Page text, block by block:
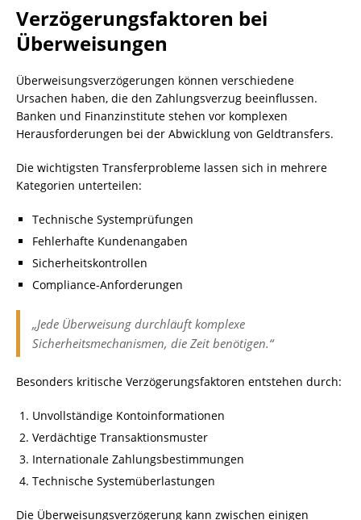
Verzögerungsfaktoren bei
Überweisungen
Überweisungsverzögerungen können verschiedene
Ursachen haben, die den Zahlungsverzug beeinflussen.
Banken und Finanzinstitute stehen vor komplexen
Herausforderungen bei der Abwicklung von Geldtransfers.
Die wichtigsten Transferprobleme lassen sich in mehrere
Kategorien unterteilen:
Technische Systemprüfungen
Fehlerhafte Kundenangaben
Sicherheitskontrollen
Compliance-Anforderungen
„Jede Überweisung durchläuft komplexe
Sicherheitsmechanismen, die Zeit benötigen.“
Besonders kritische Verzögerungsfaktoren entstehen durch:
Unvollständige Kontoinformationen
Verdächtige Transaktionsmuster
Internationale Zahlungsbestimmungen
Technische Systemüberlastungen
Die Überweisungsverzögerung kann zwischen einigen